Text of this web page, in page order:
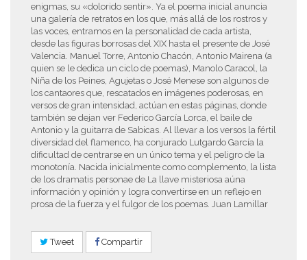
enigmas, su «dolorido sentir». Ya el poema inicial anuncia
una galería de retratos en los que, más allá de los rostros y
las voces, entramos en la personalidad de cada artista,
desde las figuras borrosas del XIX hasta el presente de José
Valencia. Manuel Torre, Antonio Chacón, Antonio Mairena (a
quien se le dedica un ciclo de poemas), Manolo Caracol, la
Niña de los Peines, Agujetas o José Menese son algunos de
los cantaores que, rescatados en imágenes poderosas, en
versos de gran intensidad, actúan en estas páginas, donde
también se dejan ver Federico García Lorca, el baile de
Antonio y la guitarra de Sabicas. Al llevar a los versos la fértil
diversidad del flamenco, ha conjurado Lutgardo García la
dificultad de centrarse en un único tema y el peligro de la
monotonía. Nacida inicialmente como complemento, la lista
de los dramatis personae de La llave misteriosa aúna
información y opinión y logra convertirse en un reflejo en
prosa de la fuerza y el fulgor de los poemas. Juan Lamillar
Tweet Compartir